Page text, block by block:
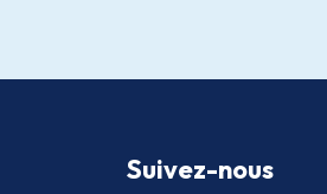
Suivez-nous